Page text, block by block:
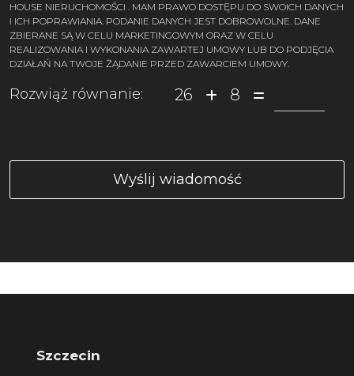
HOUSE NIERUCHOMOŚCI . MAM PRAWO DOSTĘPU DO SWOICH DANYCH
I ICH POPRAWIANIA. PODANIE DANYCH JEST DOBROWOLNE. DANE
ZBIERANE SĄ W CELU MARKETINGOWYM ORAZ W CELU
REALIZOWANIA I WYKONANIA ZAWARTEJ UMOWY LUB DO PODJĘCIA
DZIAŁAŃ NA TWOJE ŻĄDANIE PRZED ZAWARCIEM UMOWY.
Rozwiąż równanie: 26 8
Szczecin